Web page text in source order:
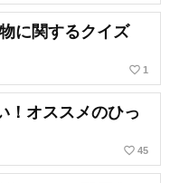
に関するクイズ
favorite_border 1
！オススメのひっ
favorite_border 45